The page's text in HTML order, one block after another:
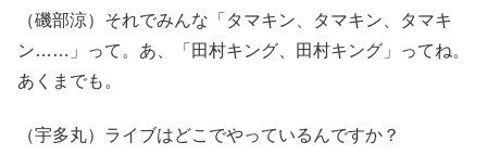
（磯部涼）それでみんな「タマキン、タマキン、タマキ
ン……」って。あ、「田村キング、田村キング」ってね。
あくまでも。
（宇多丸）ライブはどこでやっているんですか？